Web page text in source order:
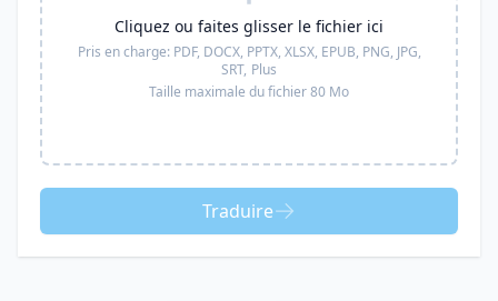
Cliquez ou faites glisser le fichier ici
Pris en charge: PDF, DOCX, PPTX, XLSX, EPUB, PNG, JPG,
SRT, Plus
Taille maximale du fichier 80 Mo
Traduire